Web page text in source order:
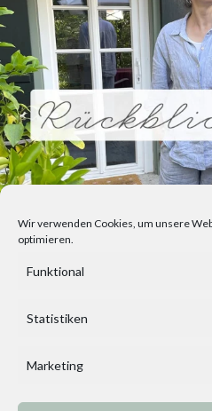
Wir verwenden Cookies, um unsere
optimieren.
Funktional
Statistiken
Marketing